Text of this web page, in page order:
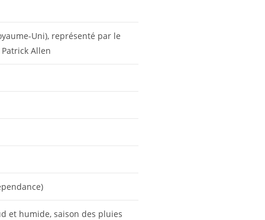
Uni), représenté par le
Allen
et humide, saison des pluies